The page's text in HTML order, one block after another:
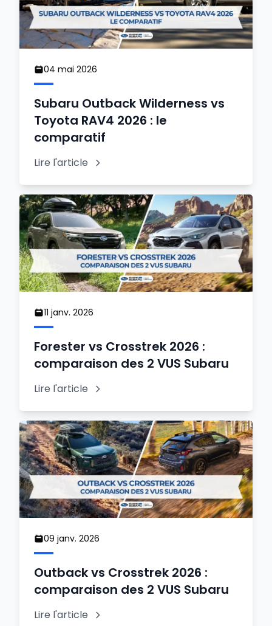
04 mai 2026
Subaru Outback Wilderness vs
Toyota RAV4 2026 : le
comparatif
Lire l'article
11 janv. 2026
Forester vs Crosstrek 2026 :
comparaison des 2 VUS Subaru
Lire l'article
09 janv. 2026
Outback vs Crosstrek 2026 :
comparaison des 2 VUS Subaru
Lire l'article